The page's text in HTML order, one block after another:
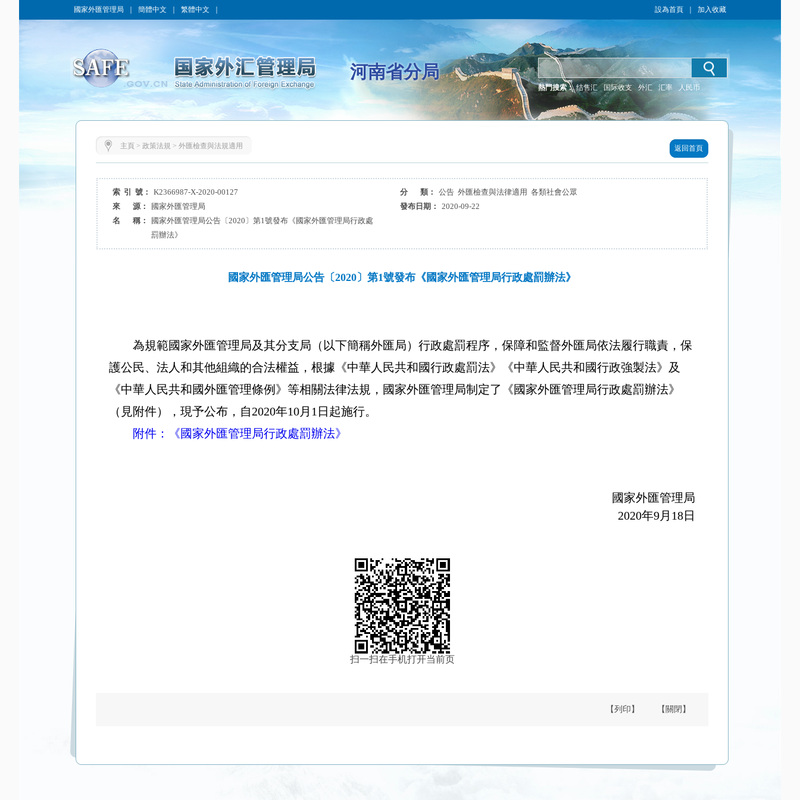
國家外匯管理局 簡體中文 繁體中文 設為首頁 加入收藏
河南省分局
熱門搜索： 结售汇 国际收支 外汇 汇率 人民币
主頁 > 政策法規 > 外匯檢查與法規適用 返回首頁
索 引 號： K2366987-X-2020-00127 分 類：
公告 外匯檢查與法律適用 各類社會公眾
來 源：
國家外匯管理局 發布日期：
2020-09-22
名 稱：
國家外匯管理局公告〔2020〕第1號發布《國家外匯管理局行政處
罰辦法》
國家外匯管理局公告〔2020〕第1號發布《國家外匯管理局行政處罰辦法》
為規範國家外匯管理局及其分支局（以下簡稱外匯局）行政處罰程序，保障和監督外匯局依法履行職責，保
護公民、法人和其他組織的合法權益，根據《中華人民共和國行政處罰法》《中華人民共和國行政強製法》及
《中華人民共和國外匯管理條例》等相關法律法規，國家外匯管理局制定了《國家外匯管理局行政處罰辦法》
（見附件），現予公布，自2020年10月 1 日起施行。
附件：《國家外匯管理局行政處罰辦法》
國家外匯管理局
2020年9月 18日
扫一扫在手机打开当前页
【列印】 【關閉】